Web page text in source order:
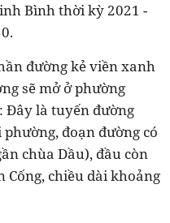
Bình thời kỳ 2021 -
đường kẻ viền xanh
sẽ mở ở phường
Đây là tuyến đường
đoạn đường có
chùa Dầu), đầu còn
Cống, chiều dài khoảng